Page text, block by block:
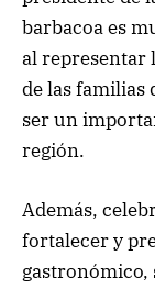
barbacoa es
al representar
de las familias
ser un
región.
Además,
fortalecer y
gastronómico,